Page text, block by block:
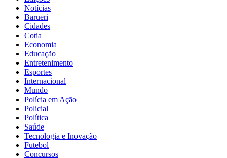
Notícias
Barueri
Cidades
Cotia
Economia
Educação
Entretenimento
Esportes
Internacional
Mundo
Polícia em Ação
Policial
Política
Saúde
Tecnologia e Inovação
Futebol
Concursos